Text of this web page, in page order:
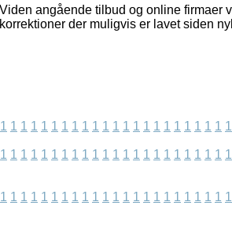
Viden angående tilbud og online firmaer
korrektioner der muligvis er lavet siden
1 1 1 1 1 1 1 1 1 1 1 1 1 1 1 1 1 1 1 1 1 1 1
1 1 1 1 1 1 1 1 1 1 1 1 1 1 1 1 1 1 1 1 1 1 1
1 1 1 1 1 1 1 1 1 1 1 1 1 1 1 1 1 1 1 1 1 1 1